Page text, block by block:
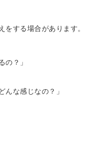
をする場合があります。
の？」
んな感じなの？」